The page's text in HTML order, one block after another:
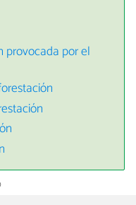
provocada por el